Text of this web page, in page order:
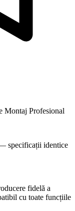
Montaj Profesional
specificații identice
fidelă a
cu toate funcțiile